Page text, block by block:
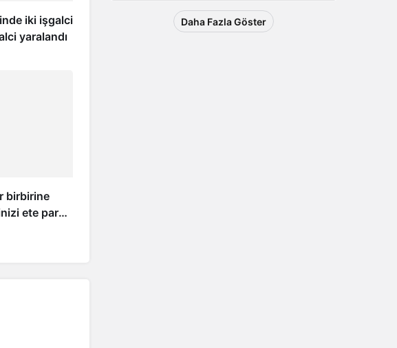
iki işgalci
yaralandı
birbirine
ete para
Daha Fazla Göster